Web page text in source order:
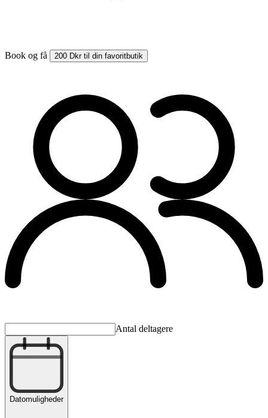
Book og få 200 Dkr til din favoritbutik
Antal deltagere
Datomuligheder